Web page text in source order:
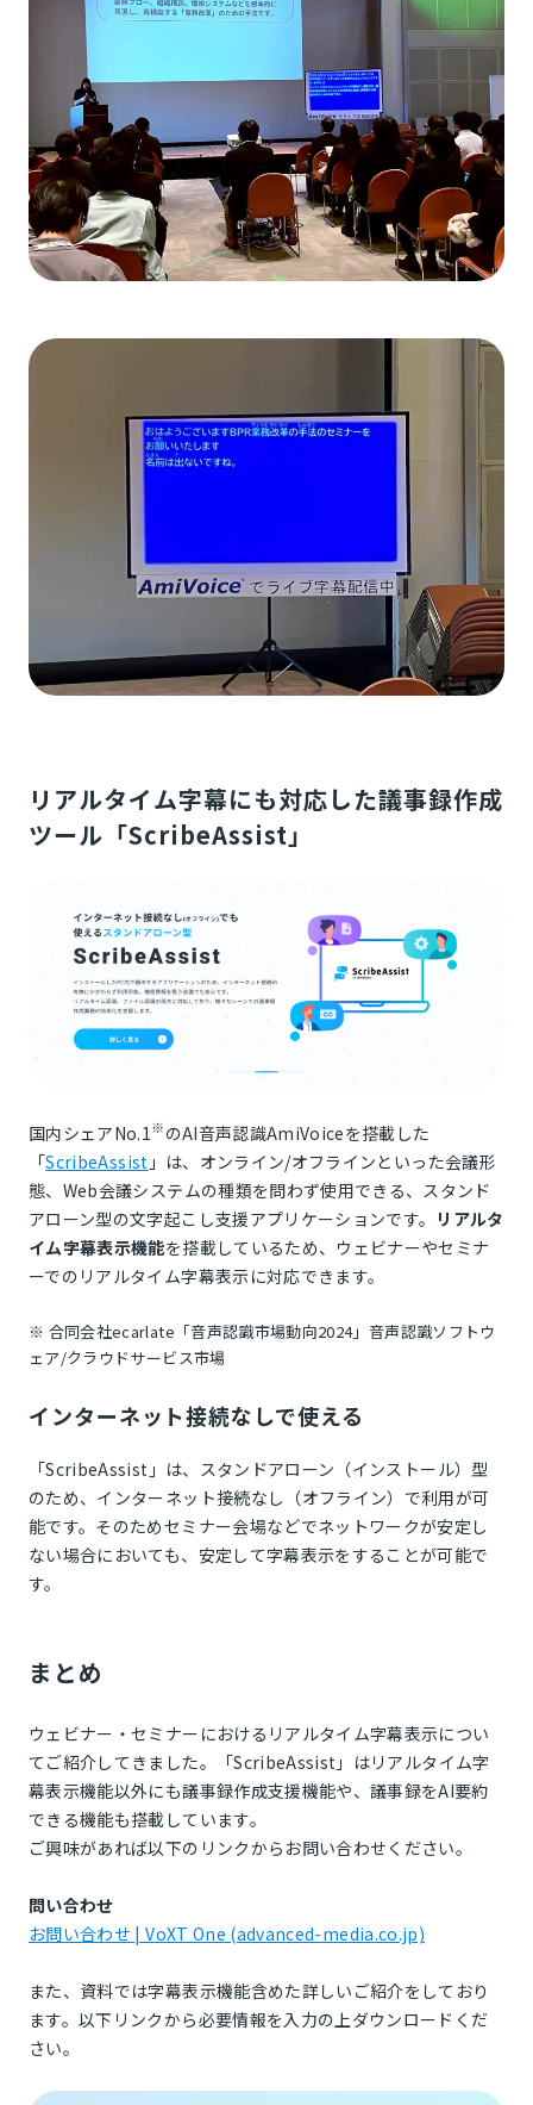
リアルタイム字幕にも対応した議事録作成
ツール「ScribeAssist」
国内シェアNo.1※のAI音声認識AmiVoiceを搭載した
「ScribeAssist 」は、オンライン/オフラインといった会議形
態、Web会議システムの種類を問わず使用できる、スタンド
アローン型の文字起こし支援アプリケーションです。 リアルタ
イム字幕表示機能を搭載しているため、ウェビナーやセミナ
ーでのリアルタイム字幕表示に対応できます。
※ 合同会社ecarlate「音声認識市場動向2024」音声認識ソフトウ
ェア/クラウドサービス市場
インターネット接続なしで使える
「ScribeAssist」は、スタンドアローン（インストール）型
のため、インターネット接続なし（オフライン）で利用が可
能です。そのためセミナー会場などでネットワークが安定し
ない場合においても、安定して字幕表示をすることが可能で
す。
まとめ
ウェビナー・セミナーにおけるリアルタイム字幕表示につい
てご紹介してきました。「ScribeAssist」はリアルタイム字
幕表示機能以外にも議事録作成支援機能や、議事録をAI要約
できる機能も搭載しています。
ご興味があれば以下のリンクからお問い合わせください。
問い合わせ
お問い合わせ | VoXT One (advanced-media.co.jp)
また、資料では字幕表示機能含めた詳しいご紹介をしており
ます。以下リンクから必要情報を入力の上ダウンロードくだ
さい。